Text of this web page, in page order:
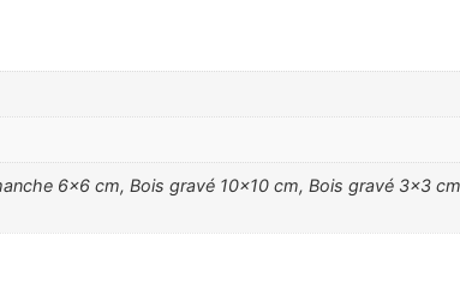
6×6 cm, Bois gravé 10×10 cm, Bois gravé 3×3